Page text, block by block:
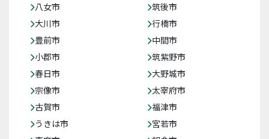
八女市
筑後市
大川市
行橋市
豊前市
中間市
小郡市
筑紫野市
春日市
大野城市
宗像市
太宰府市
古賀市
福津市
うきは市
宮若市